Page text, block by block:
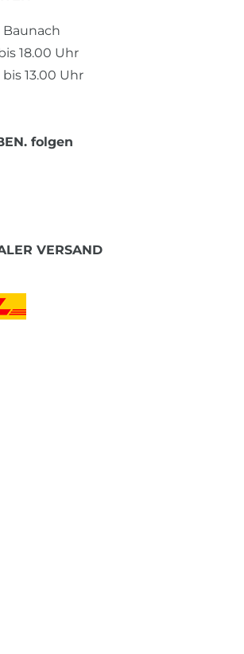
18.00 Uhr
13.00 Uhr
folgen
VERSAND